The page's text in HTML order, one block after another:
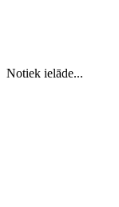
Notiek ielāde...